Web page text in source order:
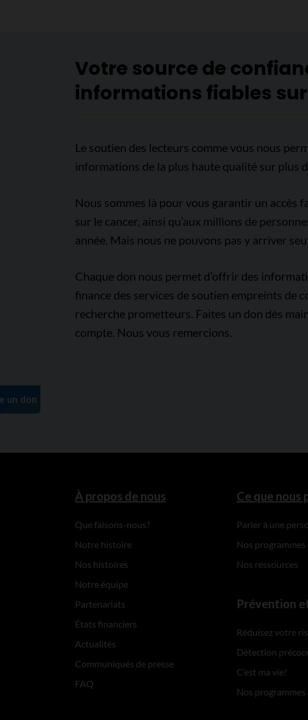
Votre source de
informations fiables
Le soutien des lecteurs comme vous nous
informations de la plus haute qualité sur plus
Nous sommes là pour vous garantir un accès
sur le cancer, ainsi qu’aux millions de
année. Mais nous ne pouvons pas y arriver
Chaque don nous permet d’offrir des
finance des services de soutien empreints de
recherche prometteurs. Faites un don dès
compte. Nous vous remercions.
À propos de nous
Que faisons-nous?
Notre histoire
Nos histoires
Notre équipe
Partenariats
États financiers
Actualités
Communiqués de presse
FAQ
Ce que nous
Parler à une
Nos programmes
Nos ressources
Prévention
Réduisez votre
Détection
C’est ma vie!
Nos